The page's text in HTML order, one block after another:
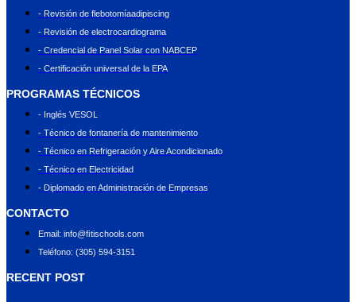
- Revisión de flebotomíaadipiscing
- Revisión de electrocardiograma
- Credencial de Panel Solar con NABCEP
- Certificación universal de la EPA
PROGRAMAS TÉCNICOS
- Inglés VESOL
- Técnico de fontanería de mantenimiento
- Técnico en Refrigeración y Aire Acondicionado
- Técnico en Electricidad
- Diplomado en Administración de Empresas
CONTACTO
Email: info@ﬁtischools.com
Teléfono: (305) 594-3151
RECENT POST